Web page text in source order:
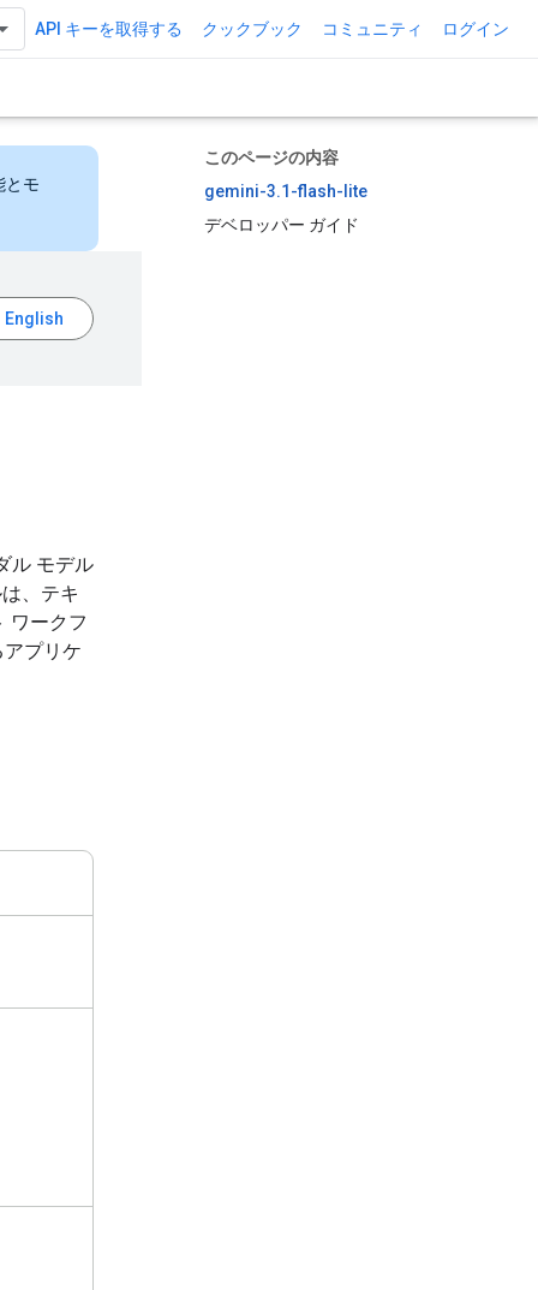
API キーを取得する クックブック コミュニティ ログイン
このページの内容
gemini-3.1-flash-lite
デベロッパー ガイド
とモ
ル モデル
、テキ
ワークフ
プリケ